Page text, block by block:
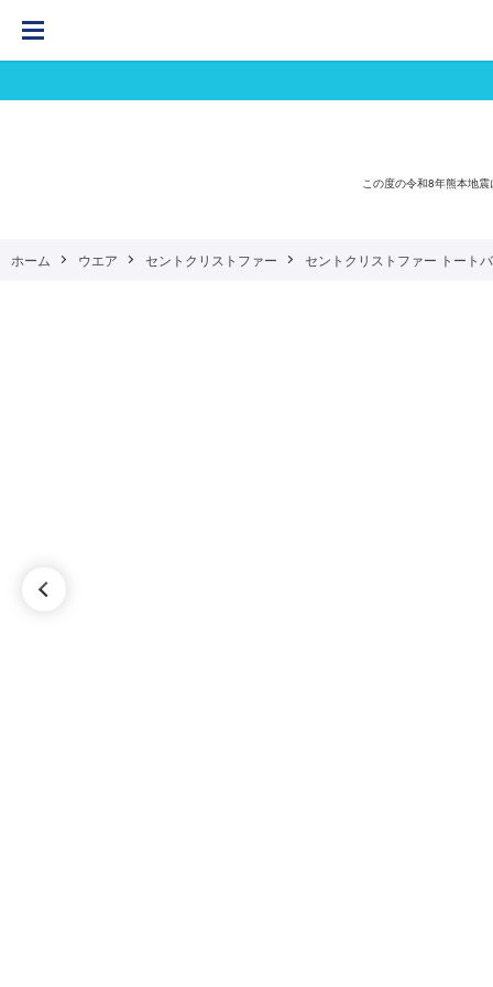
この度の令和8年熊本地
ホーム ウエア セントクリストファー セントクリストファー トート